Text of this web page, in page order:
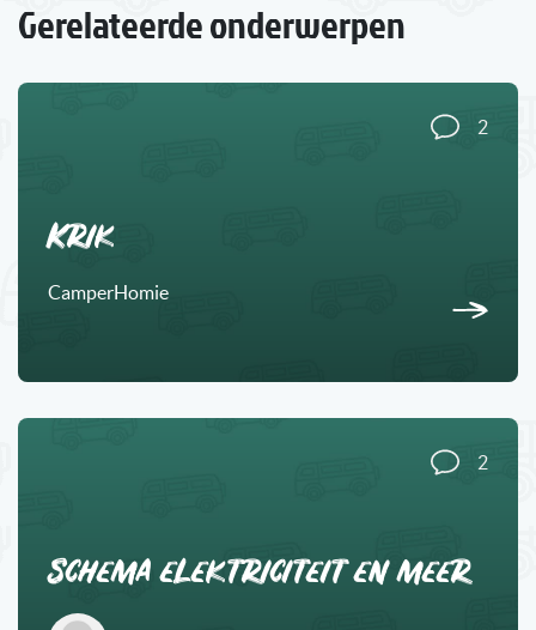
Gerelateerde onderwerpen
2
Krik
CamperHomie
2
schema elektriciteit en meer